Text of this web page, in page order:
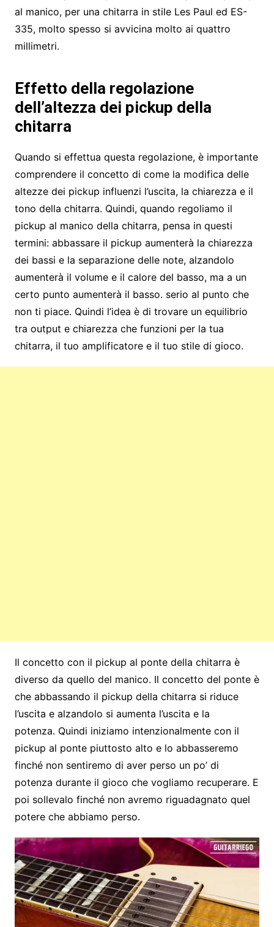
al manico, per una chitarra in stile Les Paul ed ES-
335, molto spesso si avvicina molto ai quattro
millimetri.
Effetto della regolazione
dell’altezza dei pickup della
chitarra
Quando si effettua questa regolazione, è importante
comprendere il concetto di come la modifica delle
altezze dei pickup influenzi l’uscita, la chiarezza e il
tono della chitarra. Quindi, quando regoliamo il
pickup al manico della chitarra, pensa in questi
termini: abbassare il pickup aumenterà la chiarezza
dei bassi e la separazione delle note, alzandolo
aumenterà il volume e il calore del basso, ma a un
certo punto aumenterà il basso. serio al punto che
non ti piace. Quindi l’idea è di trovare un equilibrio
tra output e chiarezza che funzioni per la tua
chitarra, il tuo amplificatore e il tuo stile di gioco.
Il concetto con il pickup al ponte della chitarra è
diverso da quello del manico. Il concetto del ponte è
che abbassando il pickup della chitarra si riduce
l’uscita e alzandolo si aumenta l’uscita e la
potenza. Quindi iniziamo intenzionalmente con il
pickup al ponte piuttosto alto e lo abbasseremo
finché non sentiremo di aver perso un po’ di
potenza durante il gioco che vogliamo recuperare. E
poi sollevalo finché non avremo riguadagnato quel
potere che abbiamo perso.